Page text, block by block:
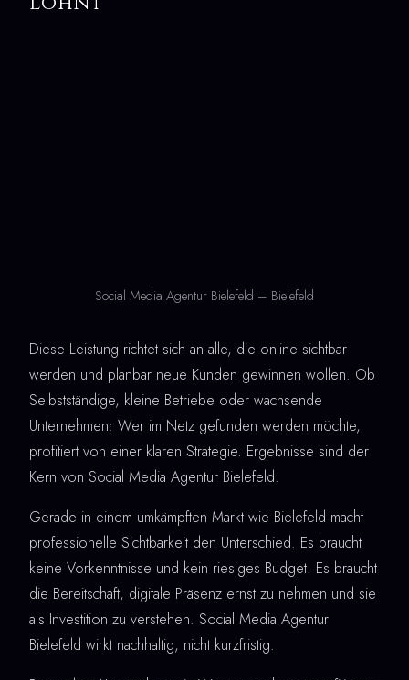
Social Media Agentur Bielefeld – Bielefeld
Diese Leistung richtet sich an alle, die online sichtbar
werden und planbar neue Kunden gewinnen wollen. Ob
Selbstständige, kleine Betriebe oder wachsende
Unternehmen: Wer im Netz gefunden werden möchte,
profitiert von einer klaren Strategie. Ergebnisse sind der
Kern von Social Media Agentur Bielefeld.
Gerade in einem umkämpften Markt wie Bielefeld macht
professionelle Sichtbarkeit den Unterschied. Es braucht
keine Vorkenntnisse und kein riesiges Budget. Es braucht
die Bereitschaft, digitale Präsenz ernst zu nehmen und sie
als Investition zu verstehen. Social Media Agentur
Bielefeld wirkt nachhaltig, nicht kurzfristig.